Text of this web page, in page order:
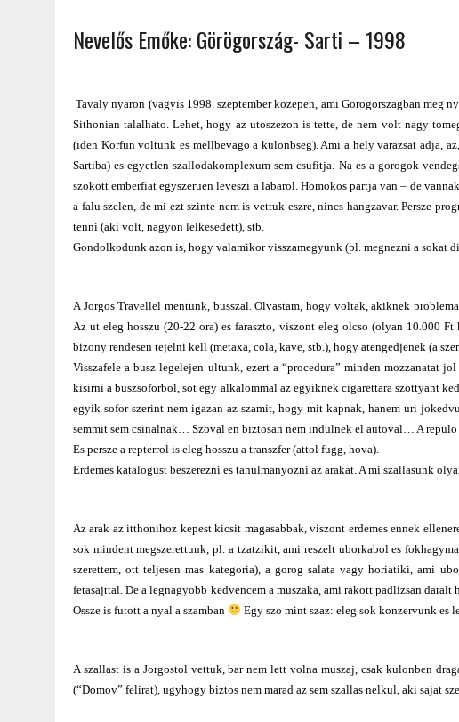
2022.02.12.
FODOR LAJOS: NYOLC NAP A VÍZESÉSEK ÉS GLECCSEREK
Nevelős Emőke: Görögország- Sarti – 1998
Tavaly nyaron (vagyis 1998. szeptember kozepen, ami Gorogorszagban meg
Sithonian talalhato. Lehet, hogy az utoszezon is tette, de nem volt nagy
(iden Korfun voltunk es mellbevago a kulonbseg). Ami a hely varazsat adja,
Sartiba) es egyetlen szallodakomplexum sem csufitja. Na es a gorogok
szokott emberfiat egyszeruen leveszi a labarol. Homokos partja van – de
a falu szelen, de mi ezt szinte nem is vettuk eszre, nincs hangzavar. Persze
tenni (aki volt, nagyon lelkesedett), stb.
Gondolkodunk azon is, hogy valamikor visszamegyunk (pl. megnezni a sokat
A Jorgos Travellel mentunk, busszal. Olvastam, hogy voltak, akiknek
Az ut eleg hosszu (20-22 ora) es faraszto, viszont eleg olcso (olyan 10.000
bizony rendesen tejelni kell (metaxa, cola, kave, stb.), hogy atengedjenek (a
Visszafele a busz legelejen ultunk, ezert a “procedura” minden
kisirni a buszsoforbol, sot egy alkalommal az egyiknek cigarettara szottyant
egyik sofor szerint nem igazan az szamit, hogy mit kapnak, hanem uri
semmit sem csinalnak… Szoval en biztosan nem indulnek el autoval… A
Es persze a repterrol is eleg hosszu a transzfer (attol fugg, hova).
Erdemes katalogust beszerezni es tanulmanyozni az arakat. A mi szallasunk
Az arak az itthonihoz kepest kicsit magasabbak, viszont erdemes ennek
sok mindent megszerettunk, pl. a tzatzikit, ami reszelt uborkabol es
szerettem, ott teljesen mas kategoria), a gorog salata vagy horiatiki, ami
fetasajttal. De a legnagyobb kedvencem a muszaka, ami rakott padlizsan
Ossze is futott a nyal a szamban
Egy szo mint szaz: eleg sok konzervunk es
A szallast is a Jorgostol vettuk, bar nem lett volna muszaj, csak kulonben
(“Domov” felirat), ugyhogy biztos nem marad az sem szallas nelkul, aki sajat